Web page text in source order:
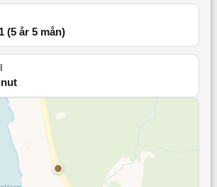
(5 år 5 mån)